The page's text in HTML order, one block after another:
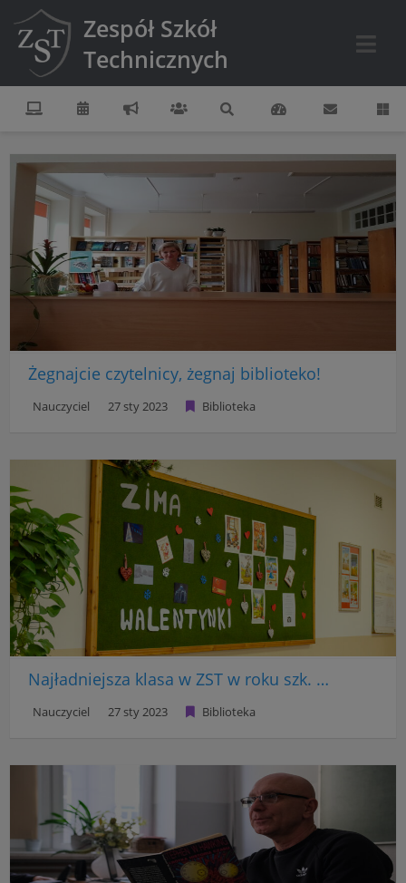
Zespół Szkół
Technicznych
Żegnajcie czytelnicy, żegnaj biblioteko!
Nauczyciel 27 sty 2023 Biblioteka
Najładniejsza klasa w ZST w roku szk. 2022/23 – wyniki konkursu
Nauczyciel 27 sty 2023 Biblioteka